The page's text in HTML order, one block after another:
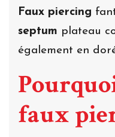
Faux piercing
septum plateau
également en
faux